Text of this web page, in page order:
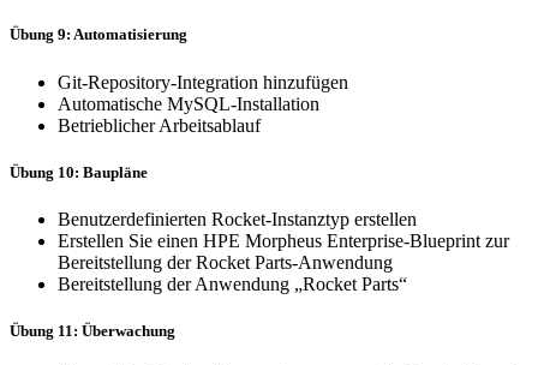
Übung 9: Automatisierung
Git-Repository-Integration hinzufügen
Automatische MySQL-Installation
Betrieblicher Arbeitsablauf
Übung 10: Baupläne
Benutzerdefinierten Rocket-Instanztyp erstellen
Erstellen Sie einen HPE Morpheus Enterprise-Blueprint zur
Bereitstellung der Rocket Parts-Anwendung
Bereitstellung der Anwendung „Rocket Parts“
Übung 11: Überwachung